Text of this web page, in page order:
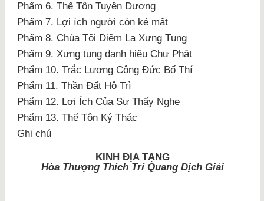
Phẩm 6. Thế Tôn Tuyên Dương
Phẩm 7. Lợi ích người còn kẻ mất
Phẩm 8. Chúa Tôi Diêm La Xưng Tụng
Phẩm 9. Xưng tụng danh hiệu Chư Phật
Phẩm 10. Trắc Lượng Công Đức Bố Thí
Phẩm 11. Thần Đất Hộ Trì
Phẩm 12. Lợi Ích Của Sự Thấy Nghe
Phẩm 13. Thế Tôn Ký Thác
Ghi chú
KINH ÐỊA TẠNG
Hòa Thượng Thích Trí Quang Dịch Giải